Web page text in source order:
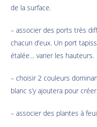
de la surface.
– associer des ports très
chacun d’eux. Un port
étalée… varier les hauteurs.
– choisir 2 couleurs
blanc s’y ajoutera pour
– associer des plantes à